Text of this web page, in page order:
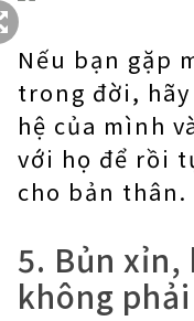
Nếu bạn gặp
trong đời,
hệ của mình
với họ để rồi
cho bản thân.
5. Bủn xỉn,
không